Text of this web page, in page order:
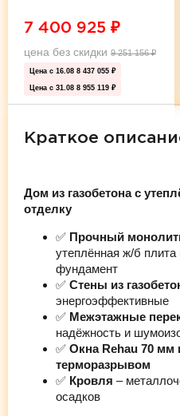
7 400 925 ₽
цена без скидки 9 251 156₽
Цена с 16.08 8 437 055 ₽
Цена с 31.08 8 955 119 ₽
Краткое
Дом из газобетона с
отделку
✅ Прочный
утеплённая ж/б
фундамент
✅ Стены из
энергоэффективные
✅ Межэтажные
надёжность и
✅ Окна Rehau 70 мм
терморазрывом
✅ Кровля –
осадков